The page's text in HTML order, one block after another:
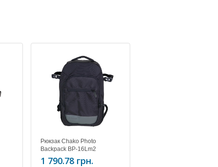
Рюкзак Chako Photo
Backpack BP-16Lm2
1 790.78 грн.